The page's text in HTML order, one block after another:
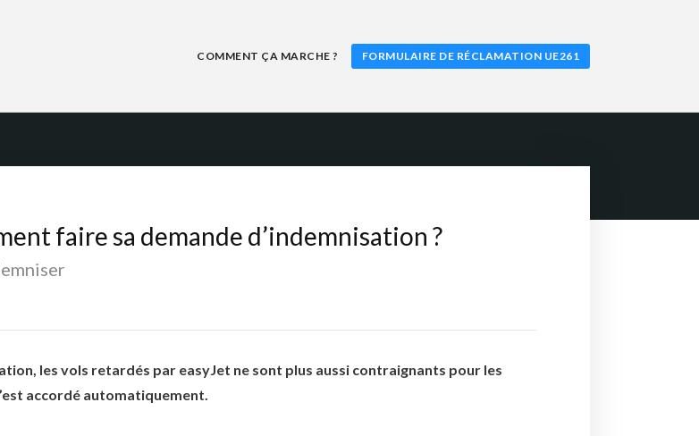
COMMENT ÇA MARCHE ? FORMULAIRE DE RÉCLAMATION UE261
faire sa demande d’indemnisation ?
les vols retardés par easyJet ne sont plus aussi contraignants pour les
accordé automatiquement.